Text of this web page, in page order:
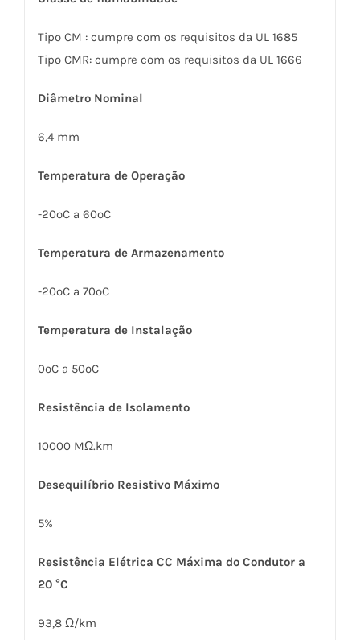
Tipo CM : cumpre com os requisitos da UL 1685
Tipo CMR: cumpre com os requisitos da UL 1666
Diâmetro Nominal
6,4 mm
Temperatura de Operação
-20ºC a 60ºC
Temperatura de Armazenamento
-20ºC a 70ºC
Temperatura de Instalação
0ºC a 50ºC
Resistência de Isolamento
10000 MΩ.km
Desequilíbrio Resistivo Máximo
5%
Resistência Elétrica CC Máxima do Condutor a
20 °C
93,8 Ω/km